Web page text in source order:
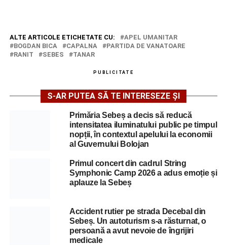
ALTE ARTICOLE ETICHETATE CU:
APEL UMANITAR
BOGDAN BICA
CAPALNA
PARTIDA DE VANATOARE
RANIT
SEBES TANAR
PUBLICITATE
S-AR PUTEA SĂ TE INTERESEZE ȘI
Primăria Sebeș a decis să reducă
intensitatea iluminatului public pe timpul
nopții, în contextul apelului la economii
al Guvernului Bolojan
Primul concert din cadrul String
Symphonic Camp 2026 a adus emoție și
aplauze la Sebeș
Accident rutier pe strada Decebal din
Sebeș. Un autoturism s-a răsturnat, o
persoană a avut nevoie de îngrijiri
medicale